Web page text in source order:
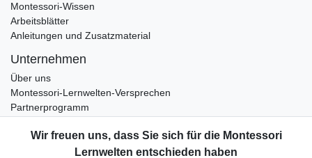
Montessori-Wissen
Arbeitsblätter
Anleitungen und Zusatzmaterial
Unternehmen
Über uns
Montessori-Lernwelten-Versprechen
Partnerprogramm
Bestellung widerrufen